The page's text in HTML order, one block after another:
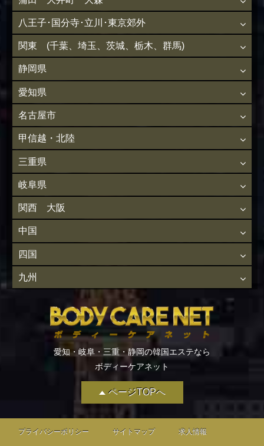
ページTOPへ
八王子･国分寺･立川･東京郊外
関東 (千葉、埼玉、茨城、栃木、群馬)
静岡県
愛知県
名古屋市
甲信越・北陸
三重県
岐阜県
関西 大阪
中国
四国
九州
愛知・岐阜・三重・静岡の韓国エステなら
ボディーケアネット
プライバシーポリシー サイトマップ 求人情報